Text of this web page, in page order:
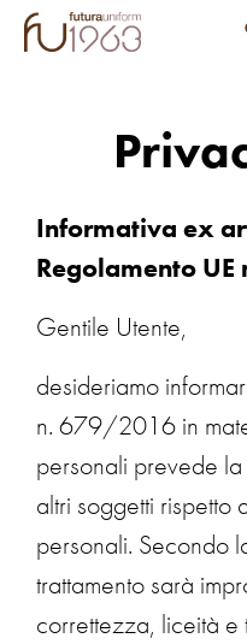
Informativa ex
Regolamento
Gentile Utente,
desideriamo
n. 679/2016 in
personali prevede
altri soggetti rispetto
personali. Secondo
trattamento sarà
correttezza, liceità